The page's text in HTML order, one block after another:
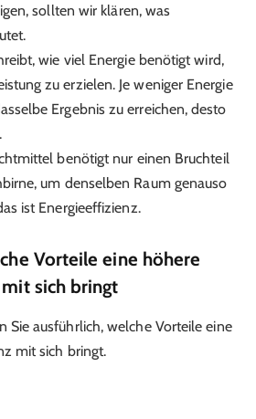
sollten wir klären, was
wie viel Energie benötigt wird,
zu erzielen. Je weniger Energie
Ergebnis zu erreichen, desto
benötigt nur einen Bruchteil
um denselben Raum genauso
ist Energieeffizienz.
Vorteile eine höhere
sich bringt
Sie ausführlich, welche Vorteile eine
mit sich bringt.